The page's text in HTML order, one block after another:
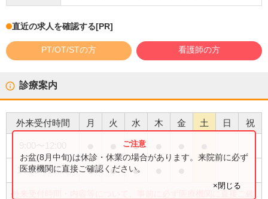
直近の求人を確認する[PR]
PT/OT/STの方 看護師の方
診療案内
外来受付時間 月 火 水 木 金 土 日 祝
●
14:00〜16:30 ● ● ●
外来受付時間・内容等について、事前に必ず医療機関に直接ご確
お盆(8月中旬)は休診・休業の場合があります。来院前に必ず
医療機関に直接ご確認ください。
×閉じる